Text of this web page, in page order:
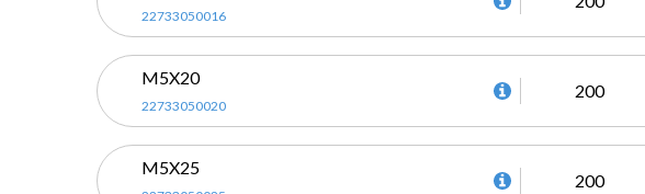
22733050016
M5X20
22733050020
200
M5X25
200